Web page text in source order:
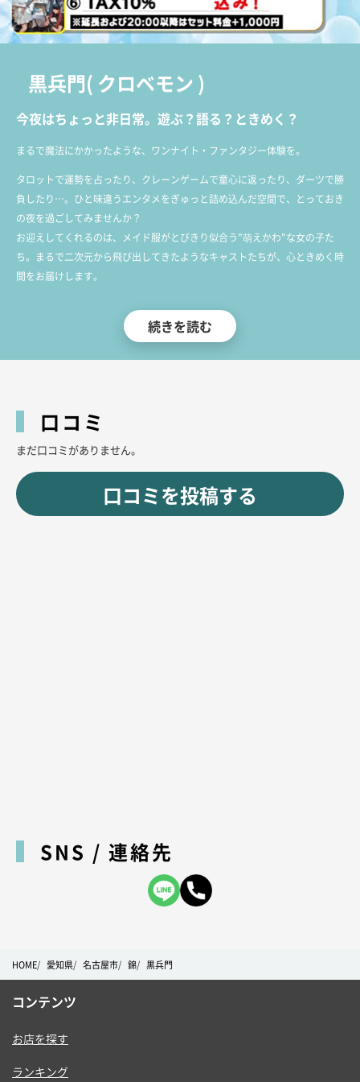
黒兵門( クロベモン )
今夜はちょっと非日常。遊ぶ？語る？ときめく？
まるで魔法にかかったような、ワンナイト・ファンタジー体験を。
タロットで運勢を占ったり、クレーンゲームで童心に返ったり、ダーツで勝
負したり…。ひと味違うエンタメをぎゅっと詰め込んだ空間で、とっておき
の夜を過ごしてみませんか？
お迎えしてくれるのは、メイド服がとびきり似合う"萌えかわ"な女の子た
ち。まるで二次元から飛び出してきたようなキャストたちが、心ときめく時
間をお届けします。
のため、プロフィール写真では顔を隠している子も多め。でも、それもまた
現地での“推し探し”の楽しみ。直接会って初めてわかる、"ときめき"の発見
をお楽しみください。
やすい価格設定。リピーターが絶えないのも納得のコスパです。
り上がってみては？
続きを読む
口コミ
まだ口コミがありません。
口コミを投稿する
SNS / 連絡先
HOME 愛知県 名古屋市 錦 黒兵門
コンテンツ
お店を探す
ランキング